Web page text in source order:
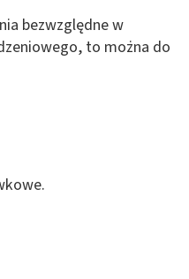
bezwzględne w
to można do